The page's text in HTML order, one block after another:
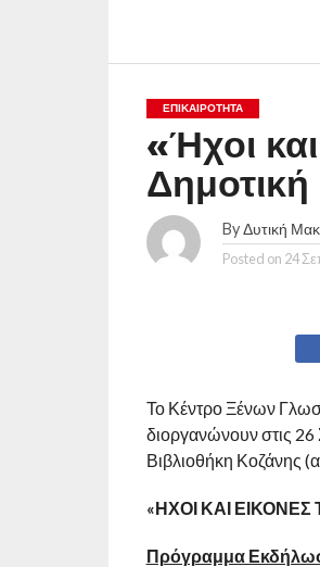
ΕΠΙΚΑΙΡΟΤΗΤΑ
«Ήχοι
ByΔυτική
Posted on 24
Το Κέντρο Ξένων
διοργανώνουν στις
Βιβλιοθήκη Κοζάνης
«ΗΧΟΙ ΚΑΙ
Πρόγραμμα